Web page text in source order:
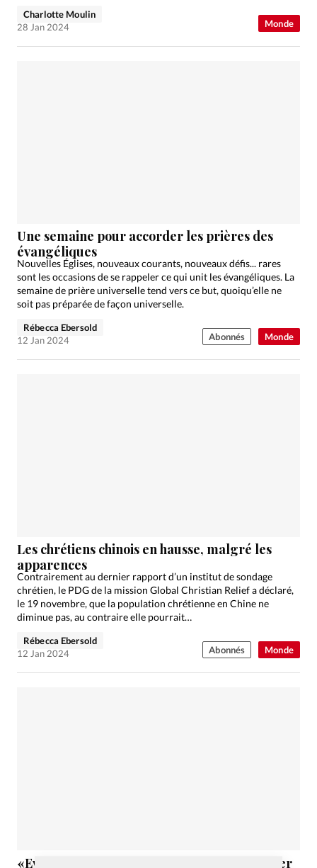
Monde
Charlotte Moulin
28 Jan 2024
Monde
Une semaine pour accorder les prières des
évangéliques
Nouvelles Églises, nouveaux courants, nouveaux défis... rares
sont les occasions de se rappeler ce qui unit les évangéliques. La
semaine de prière universelle tend vers ce but, quoiqu’elle ne
soit pas préparée de façon universelle.
Rébecca Ebersold
12 Jan 2024
Abonnés
Monde
Les chrétiens chinois en hausse, malgré les
apparences
Contrairement au dernier rapport d’un institut de sondage
chrétien, le PDG de la mission Global Christian Relief a déclaré,
le 19 novembre, que la population chrétienne en Chine ne
diminue pas, au contraire elle pourrait…
Rébecca Ebersold
12 Jan 2024
Abonnés
«Evangélique», cette étiquette lourde à porter